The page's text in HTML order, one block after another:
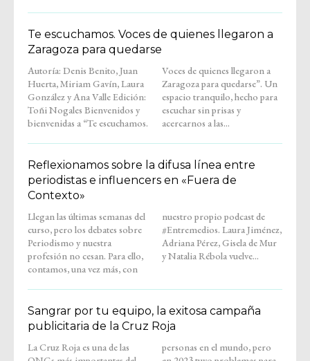
Te escuchamos. Voces de quienes llegaron a
Zaragoza para quedarse
Autoría: Denis Benito, Juan
Huerta, Miriam Gavín, Laura
González y Ana Valle Edición:
Toñi Nogales Bienvenidos y
bienvenidas a “Te escuchamos.
Voces de quienes llegaron a
Zaragoza para quedarse”. Un
espacio tranquilo, hecho para
escuchar sin prisas y
acercarnos a las...
Reflexionamos sobre la difusa línea entre
periodistas e influencers en «Fuera de
Contexto»
Llegan las últimas semanas del
curso, pero los debates sobre
Periodismo y nuestra
profesión no cesan. Para ello,
contamos, una vez más, con
nuestro propio podcast de
#Entremedios. Laura Jiménez,
Adriana Pérez, Gisela de Mur
y Natalia Rébola vuelve...
Sangrar por tu equipo, la exitosa campaña
publicitaria de la Cruz Roja
La Cruz Roja es una de las
personas en el mundo, pero